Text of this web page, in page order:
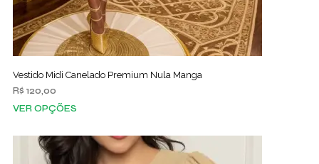
Vestido Midi Canelado Premium Nula Manga
R$ 120,00
VER OPÇÕES